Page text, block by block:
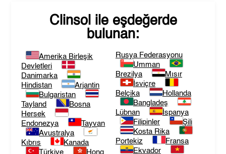
Clinsol ile eşdeğerde
bulunan:
Amerika Birleşik
Devletleri
Danimarka
Hindistan
Arjantin
Bulgaristan
Tayland
Bosna
Hersek
Endonezya
Tayvan
Avustralya
Kıbrıs
Kanada
Türkiye
Hong
Rusya Federasyonu
Umman
Brezilya
Mısır
İsviçre
Belçika
Hollanda
Bangladeş
Lübnan
İspanya
Filipinler
Şili
Kosta Rika
Portekiz
Fransa
Ekvador